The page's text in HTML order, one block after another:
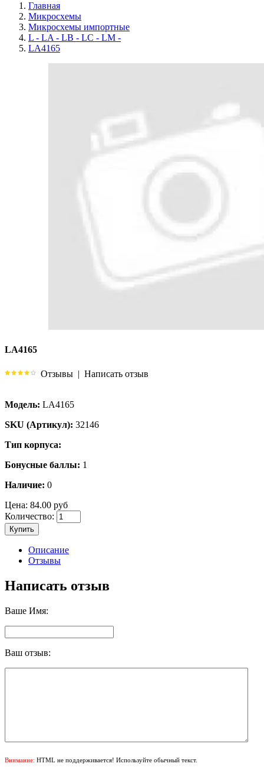
Главная
Микросхемы
Микросхемы импортные
L - LA - LB - LC - LM -
LA4165
LA4165
Отзывы | Написать отзыв
Модель: LA4165
SKU (Артикул): 32146
Тип корпуса:
Бонусные баллы: 1
Наличие: 0
Цена: 84.00 руб
Количество:
Купить
Описание
Отзывы
Написать отзыв
Ваше Имя:
Ваш отзыв:
Внимание: HTML не поддерживается! Используйте обычный текст.